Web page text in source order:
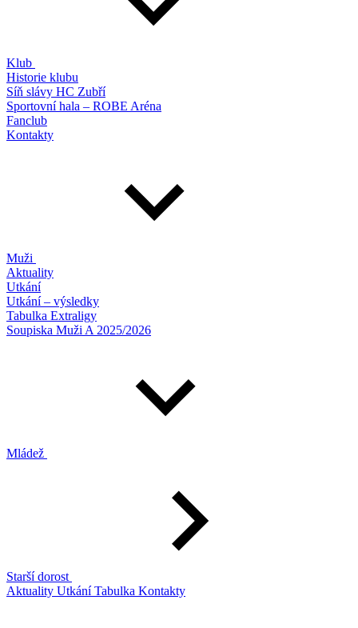
Klub
Historie klubu
Síň slávy HC Zubří
Sportovní hala – ROBE Aréna
Fanclub
Kontakty
Muži
Aktuality
Utkání
Utkání – výsledky
Tabulka Extraligy
Soupiska Muži A 2025/2026
Mládež
Starší dorost
Aktuality UtkáníTabulka Kontakty